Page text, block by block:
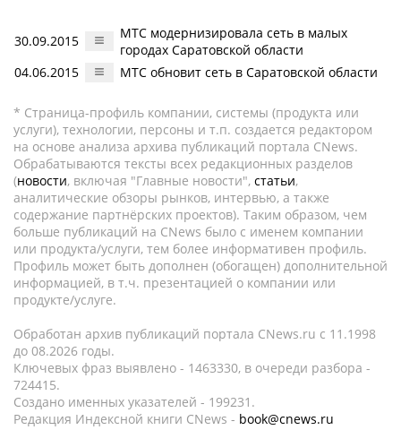
30.09.2015
МТС модернизировала сеть в малых
городах Саратовской области
04.06.2015
МТС обновит сеть в Саратовской области
* Страница-профиль компании, системы (продукта или
услуги), технологии, персоны и т.п. создается редактором
на основе анализа архива публикаций портала CNews.
Обрабатываются тексты всех редакционных разделов
(новости, включая "Главные новости", статьи,
аналитические обзоры рынков, интервью, а также
содержание партнёрских проектов). Таким образом, чем
больше публикаций на CNews было с именем компании
или продукта/услуги, тем более информативен профиль.
Профиль может быть дополнен (обогащен) дополнительной
информацией, в т.ч. презентацией о компании или
продукте/услуге.
Обработан архив публикаций портала CNews.ru c 11.1998
до 08.2026 годы.
Ключевых фраз выявлено - 1463330, в очереди разбора -
724415.
Создано именных указателей - 199231.
Редакция Индексной книги CNews - book@cnews.ru